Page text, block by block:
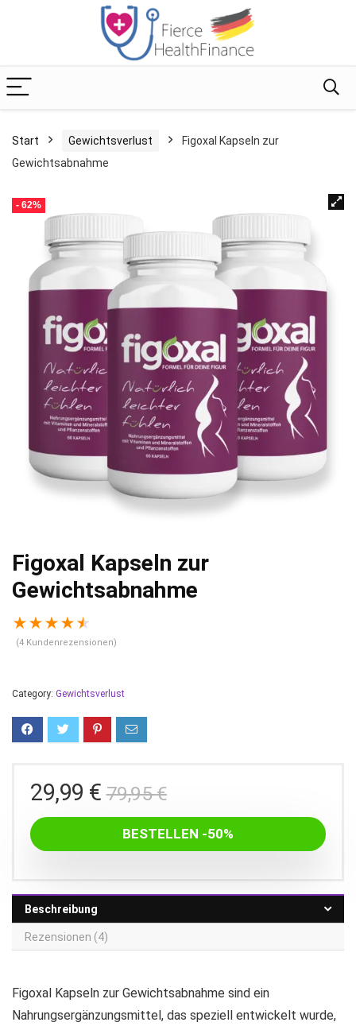
Start Gewichtsverlust
Figoxal Kapseln zur
Gewichtsabnahme
- 62%
Figoxal Kapseln zur
Gewichtsabnahme
★★★★★
(4 Kundenrezensionen)
Category: Gewichtsverlust
79,95€Ursprünglicher
Preis
war:
79,95 €
29,99 €
Aktueller
Preis
ist:
29,99 €.
BESTELLEN -50%
Beschreibung
Rezensionen (4)
Figoxal Kapseln zur Gewichtsabnahme sind ein
Nahrungsergänzungsmittel, das speziell entwickelt wurde,